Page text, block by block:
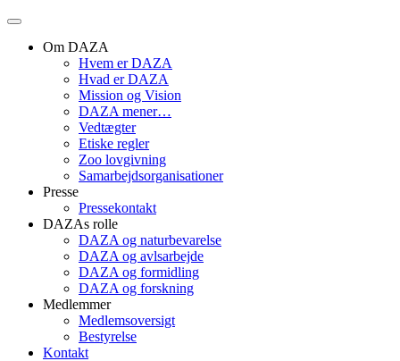
Om DAZA
Hvem er DAZA
Hvad er DAZA
Mission og Vision
DAZA mener…
Vedtægter
Etiske regler
Zoo lovgivning
Samarbejdsorganisationer
Presse
Pressekontakt
DAZAs rolle
DAZA og natur­bevarelse
DAZA og avls­arbejde
DAZA og formidling
DAZA og forskning
Medlemmer
Medlemsoversigt
Bestyrelse
Kontakt